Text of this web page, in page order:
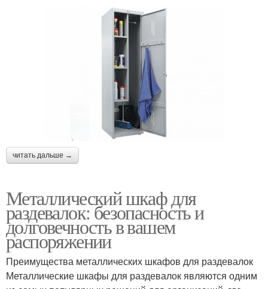
читать дальше →
Металлический шкаф для
раздевалок: безопасность и
долговечность в вашем
распоряжении
Преимущества металлических шкафов для раздевалок
Металлические шкафы для раздевалок являются одним